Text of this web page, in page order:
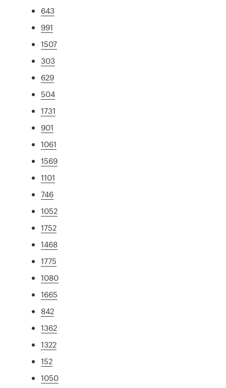
643
991
1507
303
629
504
1731
901
1061
1569
1101
746
1052
1752
1468
1775
1080
1665
842
1362
1322
152
1050